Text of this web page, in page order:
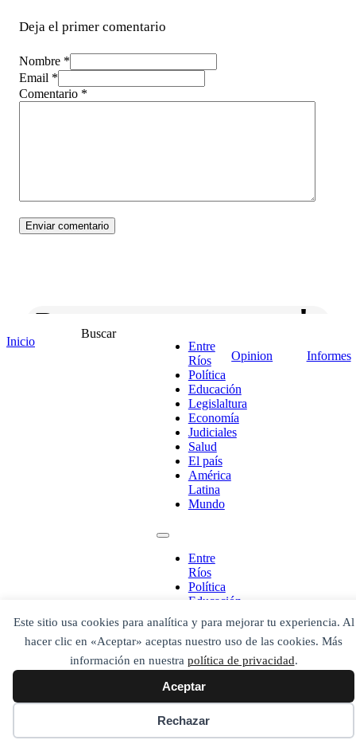
Este sitio usa cookies para analítica y para mejorar tu experiencia. Al
hacer clic en «Aceptar» aceptas nuestro uso de las cookies. Más
información en nuestra política de privacidad.
Aceptar
Rechazar
Deja el primer comentario
Nombre *
Email *
Comentario *
Inicio
Buscar
Entre
Ríos
Política
Educación
Legislaltura
Economía
Judiciales
Salud
El país
América
Latina
Mundo
Entre
Ríos
Política
Educación
Legislaltura
Economía
Judiciales
Salud
El país
América
Latina
Mundo
Opinion Informes
¡Ponete en contacto!
Escribe aquí abajo lo que desees buscar
Buscar